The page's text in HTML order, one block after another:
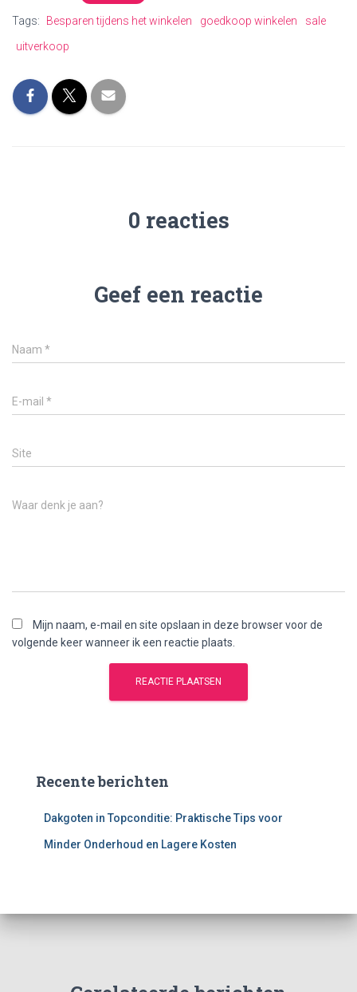
Tags: Besparen tijdens het winkelen goedkoop winkelen
sale
uitverkoop
0 reacties
Geef een reactie
Naam *
E-mail *
Site
Waar denk je aan?
Mijn naam, e-mail en site opslaan in deze browser voor de
volgende keer wanneer ik een reactie plaats.
Recente berichten
Dakgoten in Topconditie: Praktische Tips voor
Minder Onderhoud en Lagere Kosten